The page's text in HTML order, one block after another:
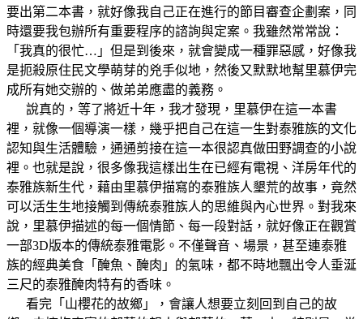
要出第二本書，就好像我自己正在進行的節目審查企劃案，同
時還要我包辦所有重要程序的諮詢與定案。我雖然常常說：
「我真的很忙…」但是到後來，就會變成一種罪惡感，好像我
是扼殺原住民文學萌芽的兇手似地，然後又默默地幫里慕伊完
成所有她交辦的、做弟弟應盡的義務。
說真的，等了將近十年，我才發現，里慕伊在這一本書
裡，就像一個導演一樣，幾乎把自己在這一生對泰雅族的文化
認知與生活體驗，通通剪接在這一本很認真做田野調查的小說
裡。也就是說，很多像我這樣出生在已經有電視、洋房年代的
泰雅族新生代，藉由里慕伊描寫的泰雅族人墾荒的故事，竟然
可以活生生地接觸到傳統泰雅族人的思維與內心世界。對我來
說，里慕伊描述的每一個情節、每一段對話，就好像正在觀賞
一部3D版本的傳統泰雅電影。不僅聲音、場景，甚至連泰雅
族的經典美食「醃魚、醃肉」的氣味，都不時地飄出令人垂涎
三尺的泰雅醃肉特有的香味。
看完「山櫻花的故鄉」，會讓人想要立刻回到自己的故